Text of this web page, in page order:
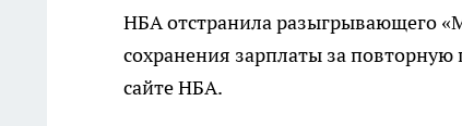
НБА отстранила разыгрывающего
сохранения зарплаты за
сайте НБА.